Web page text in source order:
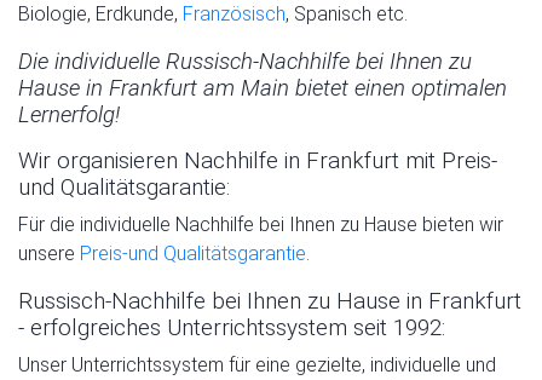
Biologie, Erdkunde, Französisch, Spanisch etc.
Die individuelle Russisch-Nachhilfe bei Ihnen zu
Hause in Frankfurt am Main bietet einen optimalen
Lernerfolg!
Wir organisieren Nachhilfe in Frankfurt mit Preis-
und Qualitätsgarantie:
Für die individuelle Nachhilfe bei Ihnen zu Hause bieten wir
unsere Preis-und Qualitätsgarantie
Russisch-Nachhilfe bei Ihnen zu Hause in Frankfurt
- erfolgreiches Unterrichtssystem seit 1992:
Unser Unterrichtssystem für eine gezielte, individuelle und